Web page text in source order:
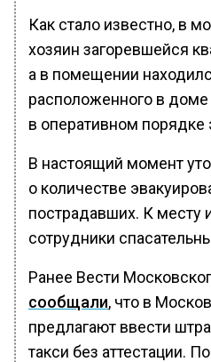
Как стало известно, в
хозяин загоревшейся
а в помещении
расположенного в
в оперативном порядке
В настоящий момент
о количестве
пострадавших. К месту
сотрудники
Ранее Вести
сообщали, что в
предлагают ввести
такси без аттестации.